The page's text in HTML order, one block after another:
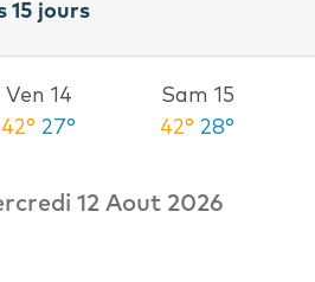
15 jours
Ven 14
42° 27°
Sam 15
42° 28°
12 Aout 2026